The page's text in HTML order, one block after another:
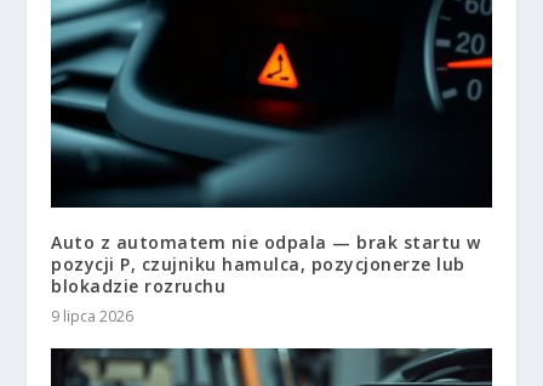
Auto z automatem nie odpala — brak startu w
pozycji P, czujniku hamulca, pozycjonerze lub
blokadzie rozruchu
9 lipca 2026